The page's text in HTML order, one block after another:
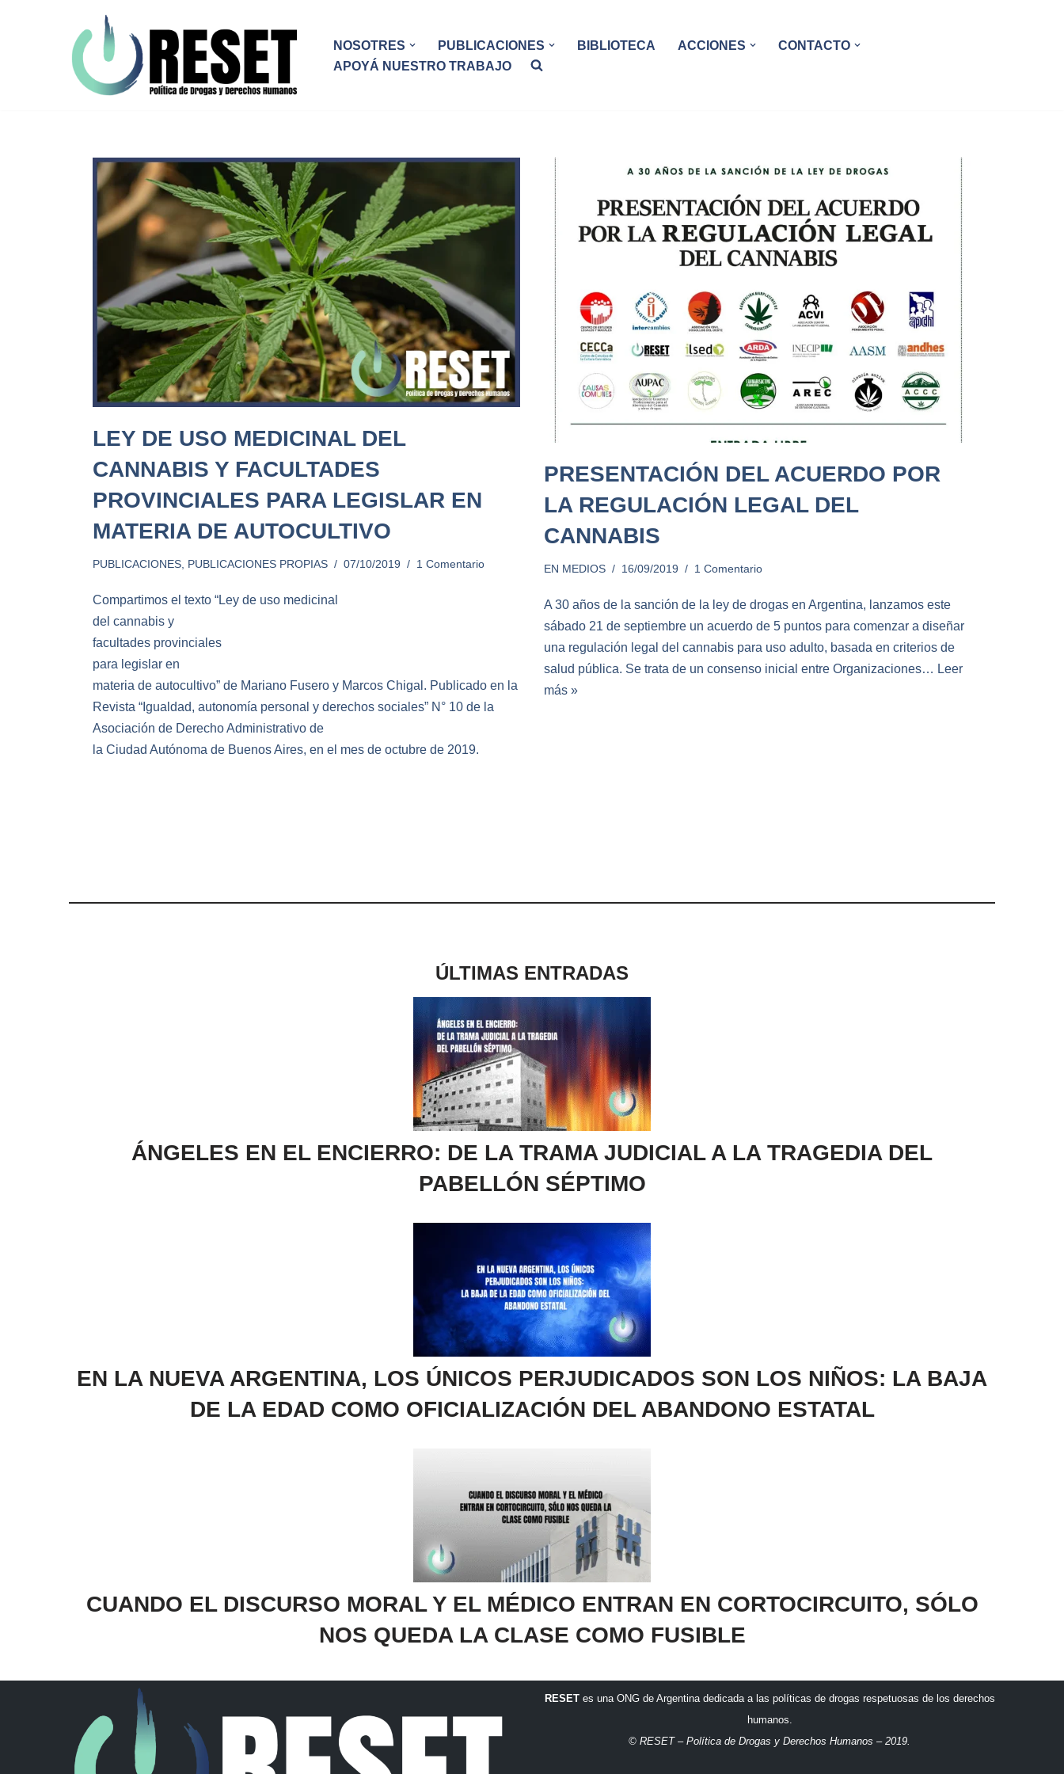
NOSOTRES PUBLICACIONES BIBLIOTECA ACCIONES
CONTACTO
APOYÁ NUESTRO TRABAJO
LEY DE USO MEDICINAL DEL
CANNABIS Y FACULTADES
PROVINCIALES PARA LEGISLAR EN
MATERIA DE AUTOCULTIVO
PUBLICACIONES, PUBLICACIONES PROPIAS 07/10/2019 1 Comentario
Compartimos el texto “Ley de uso medicinal
del cannabis y
facultades provinciales
para legislar en
materia de autocultivo” de Mariano Fusero y Marcos Chigal. Publicado en la
Revista “Igualdad, autonomía personal y derechos sociales” N° 10 de la
Asociación de Derecho Administrativo de
la Ciudad Autónoma de Buenos Aires, en el mes de octubre de 2019.
PRESENTACIÓN DEL ACUERDO POR
LA REGULACIÓN LEGAL DEL
CANNABIS
EN MEDIOS 16/09/2019 1 Comentario
A 30 años de la sanción de la ley de drogas en Argentina, lanzamos este
sábado 21 de septiembre un acuerdo de 5 puntos para comenzar a diseñar
una regulación legal del cannabis para uso adulto, basada en criterios de
salud pública. Se trata de un consenso inicial entre Organizaciones… Leer
más »
ÚLTIMAS ENTRADAS
ÁNGELES EN EL ENCIERRO: DE LA TRAMA JUDICIAL A LA TRAGEDIA DEL
PABELLÓN SÉPTIMO
EN LA NUEVA ARGENTINA, LOS ÚNICOS PERJUDICADOS SON LOS NIÑOS: LA BAJA
DE LA EDAD COMO OFICIALIZACIÓN DEL ABANDONO ESTATAL
CUANDO EL DISCURSO MORAL Y EL MÉDICO ENTRAN EN CORTOCIRCUITO, SÓLO
NOS QUEDA LA CLASE COMO FUSIBLE
RESETes una ONG de Argentina dedicada a las políticas de drogas respetuosas de los derechos
humanos.
© RESET – Política de Drogas y Derechos Humanos – 2019.